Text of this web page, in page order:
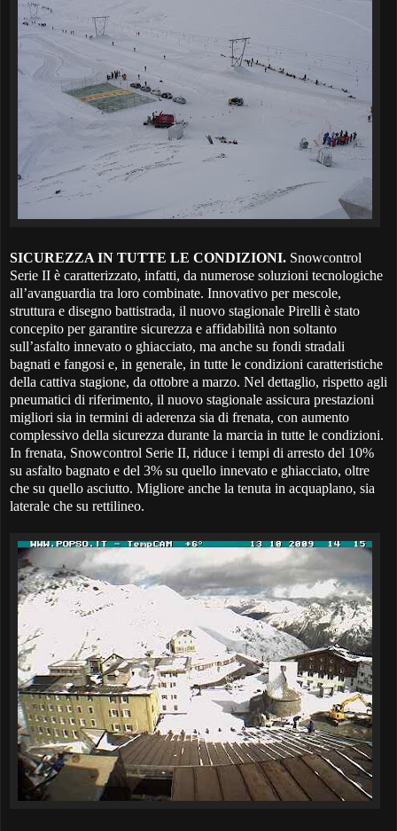
SICUREZZA IN TUTTE LE CONDIZIONI. Snowcontrol
Serie II è caratterizzato, infatti, da numerose soluzioni tecnologiche
all’avanguardia tra loro combinate. Innovativo per mescole,
struttura e disegno battistrada, il nuovo stagionale Pirelli è stato
concepito per garantire sicurezza e affidabilità non soltanto
sull’asfalto innevato o ghiacciato, ma anche su fondi stradali
bagnati e fangosi e, in generale, in tutte le condizioni caratteristiche
della cattiva stagione, da ottobre a marzo. Nel dettaglio, rispetto agli
pneumatici di riferimento, il nuovo stagionale assicura prestazioni
migliori sia in termini di aderenza sia di frenata, con aumento
complessivo della sicurezza durante la marcia in tutte le condizioni.
In frenata, Snowcontrol Serie II, riduce i tempi di arresto del 10%
su asfalto bagnato e del 3% su quello innevato e ghiacciato, oltre
che su quello asciutto. Migliore anche la tenuta in acquaplano, sia
laterale che su rettilineo.